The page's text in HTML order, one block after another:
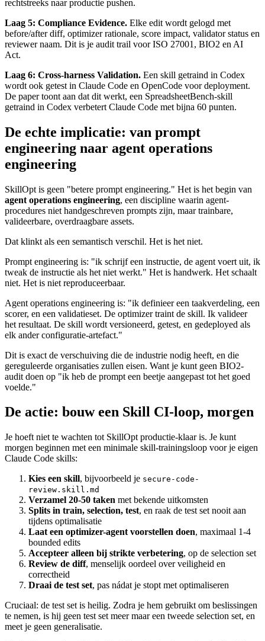
rechtstreeks naar productie pushen.
Laag 5: Compliance Evidence. Elke edit wordt gelogd met
before/after diff, optimizer rationale, score impact, validator status en
reviewer naam. Dit is je audit trail voor ISO 27001, BIO2 en AI
Act.
Laag 6: Cross-harness Validation. Een skill getraind in Codex
wordt ook getest in Claude Code en OpenCode voor deployment.
De paper toont aan dat dit werkt, een SpreadsheetBench-skill
getraind in Codex verbetert Claude Code met bijna 60 punten.
De echte implicatie: van prompt
engineering naar agent operations
engineering
SkillOpt is geen "betere prompt engineering." Het is het begin van
agent operations engineering, een discipline waarin agent-
procedures niet handgeschreven prompts zijn, maar trainbare,
valideerbare, overdraagbare assets.
Dat klinkt als een semantisch verschil. Het is het niet.
Prompt engineering is: "ik schrijf een instructie, de agent voert uit, ik
tweak de instructie als het niet werkt." Het is handwerk. Het schaalt
niet. Het is niet reproduceerbaar.
Agent operations engineering is: "ik definieer een taakverdeling, een
scorer, en een validatieset. De optimizer traint de skill. Ik valideer
het resultaat. De skill wordt versioneerd, getest, en gedeployed als
elk ander configuratie-artefact."
Dit is exact de verschuiving die de industrie nodig heeft, en die
gereguleerde organisaties zullen eisen. Want je kunt geen BIO2-
audit doen op "ik heb de prompt een beetje aangepast tot het goed
voelde."
De actie: bouw een Skill CI-loop, morgen
Je hoeft niet te wachten tot SkillOpt productie-klaar is. Je kunt
morgen beginnen met een minimale skill-trainingsloop voor je eigen
Claude Code skills:
Kies een skill, bijvoorbeeld je secure-code-
review.skill.md
Verzamel 20-50 taken met bekende uitkomsten
Splits in train, selection, test, en raak de test set nooit aan
tijdens optimalisatie
Laat een optimizer-agent voorstellen doen, maximaal 1-4
bounded edits
Accepteer alleen bij strikte verbetering, op de selection set
Review de diff, menselijk oordeel over veiligheid en
correctheid
Draai de test set, pas nádat je stopt met optimaliseren
Cruciaal: de test set is heilig. Zodra je hem gebruikt om beslissingen
te nemen, is hij geen test set meer maar een tweede selection set, en
meet je geen generalisatie.